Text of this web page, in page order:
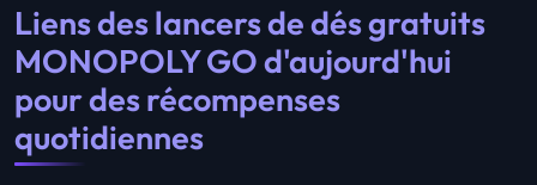
Liens des lancers de dés gratuits
MONOPOLY GO d'aujourd'hui
pour des récompenses
quotidiennes